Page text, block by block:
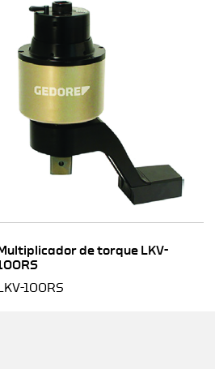
Multiplicador de torque LKV-
100RS